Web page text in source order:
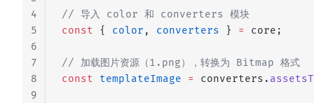
// 导入 color 和 converters 模块
const { color , converters } = core;
// 加载图片资源（1.png），转换为 Bitmap 格式
const templateImage = converters.
4
5
6
7
8
9